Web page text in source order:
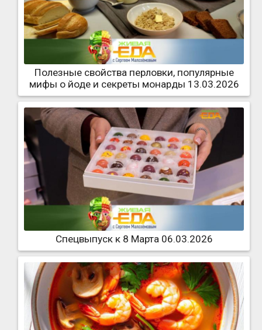
Полезные свойства перловки, популярные
мифы о йоде и секреты монарды 13.03.2026
Спецвыпуск к 8 Марта 06.03.2026